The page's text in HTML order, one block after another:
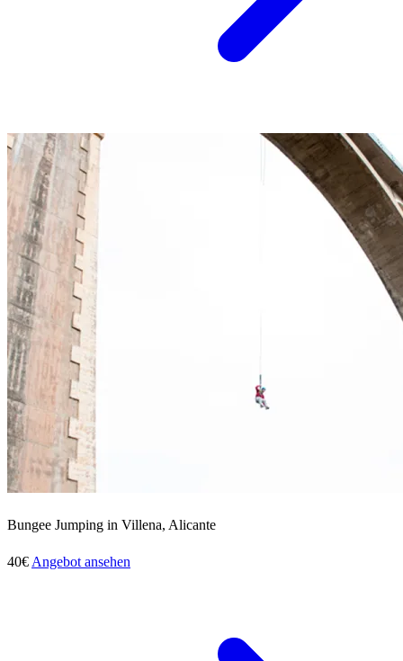
Bungee Jumping in Villena, Alicante
40€ Angebot ansehen